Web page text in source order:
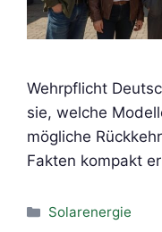
Wehrpflicht
sie, welche
mögliche
Fakten kompakt
Kategorien
Solarenergie